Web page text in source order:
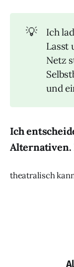
💡
Ich
Lasst
Netz
und
Ich
Alternativen.
theatralisch